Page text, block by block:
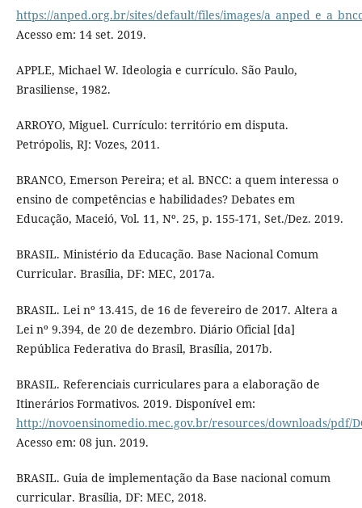
https://anped.org.br/sites/default/files/images/
Acesso em: 14 set. 2019.
APPLE, Michael W. Ideologia e currículo. São Paulo,
Brasiliense, 1982.
ARROYO, Miguel. Currículo: território em disputa.
Petrópolis, RJ: Vozes, 2011.
BRANCO, Emerson Pereira; et al. BNCC: a quem interessa o
ensino de competências e habilidades? Debates em
Educação, Maceió, Vol. 11, Nº. 25, p. 155-171, Set./Dez. 2019.
BRASIL. Ministério da Educação. Base Nacional Comum
Curricular. Brasília, DF: MEC, 2017a.
BRASIL. Lei nº 13.415, de 16 de fevereiro de 2017. Altera a
Lei nº 9.394, de 20 de dezembro. Diário Oficial [da]
República Federativa do Brasil, Brasília, 2017b.
BRASIL. Referenciais curriculares para a elaboração de
Itinerários Formativos. 2019. Disponível em:
http://novoensinomedio.mec.gov.br/resources/downloads/pdf/
Acesso em: 08 jun. 2019.
BRASIL. Guia de implementação da Base nacional comum
curricular. Brasília, DF: MEC, 2018.